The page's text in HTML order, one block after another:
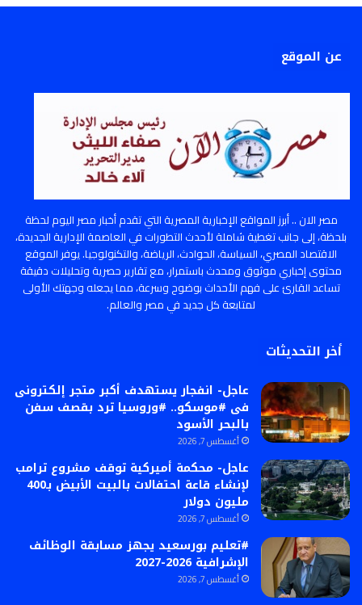
عن الموقع
مصر الان .. أبرز المواقع الإخبارية المصرية التي تقدم أخبار مصر اليوم لحظة
بلحظة، إلى جانب تغطية شاملة لأحدث التطورات في العاصمة الإدارية الجديدة،
الاقتصاد المصري، السياسة، الحوادث، الرياضة، والتكنولوجيا. يوفر الموقع
محتوى إخباري موثوق ومحدث باستمرار، مع تقارير حصرية وتحليلات دقيقة
تساعد القارئ على فهم الأحداث بوضوح وسرعة، مما يجعله وجهتك الأولى
لمتابعة كل جديد في مصر والعالم.
أخر التحديثات
عاجل- انفجار يستهدف أكبر متجر إلكترونى
فى #موسكو.. #وروسيا ترد بقصف سفن
بالبحر الأسود
أغسطس 7, 2026
عاجل- محكمة أميركية توقف مشروع ترامب
لإنشاء قاعة احتفالات بالبيت الأبيض بـ400
مليون دولار
أغسطس 7, 2026
#تعليم بورسعيد يجهز مسابقة الوظائف
الإشرافية 2026-2027
أغسطس 7, 2026